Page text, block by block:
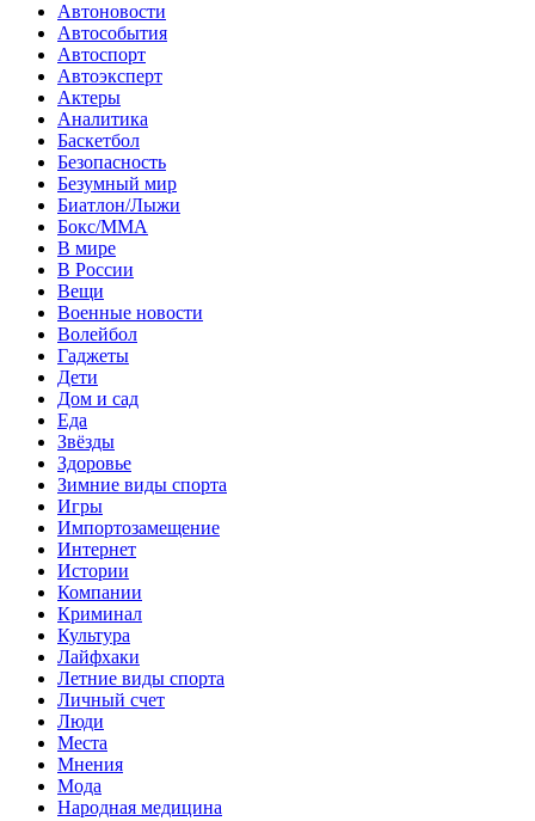
Автоновости
Автособытия
Автоспорт
Автоэксперт
Актеры
Аналитика
Баскетбол
Безопасность
Безумный мир
Биатлон/Лыжи
Бокс/MMA
В мире
В России
Вещи
Военные новости
Волейбол
Гаджеты
Дети
Дом и сад
Еда
Звёзды
Здоровье
Зимние виды спорта
Игры
Импортозамещение
Интернет
Истории
Компании
Криминал
Культура
Лайфхаки
Летние виды спорта
Личный счет
Люди
Места
Мнения
Мода
Народная медицина